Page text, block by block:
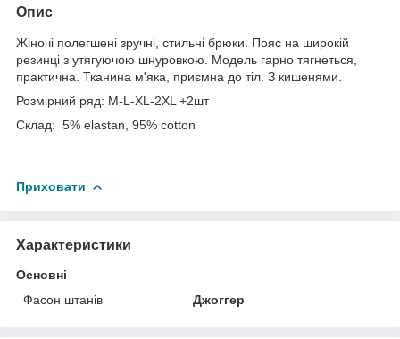
Опис
Жіночі полегшені зручні, стильні брюки. Пояс на широкій
резинці з утягуючою шнуровкою. Модель гарно тягнеться,
практична. Тканина м'яка, приємна до тіл. З кишенями.
Розмірний ряд: M-L-XL-2XL +2шт
Склад: 5% elastan, 95% cotton
Приховати
Характеристики
Основні
Фасон штанів
Джоггер